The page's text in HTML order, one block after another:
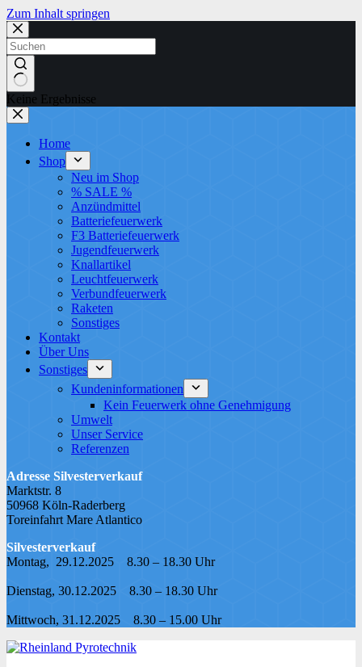
Zum Inhalt springen
Keine Ergebnisse
Home
Shop
Neu im Shop
% SALE %
Anzündmittel
Batteriefeuerwerk
F3 Batteriefeuerwerk
Jugendfeuerwerk​
Knallartikel
Leuchtfeuerwerk​
Verbundfeuerwerk
Raketen
Sonstiges
Kontakt
Über Uns
Sonstiges
Kundeninformationen
Kein Feuerwerk ohne Genehmigung
Umwelt
Unser Service
Referenzen
Adresse Silvesterverkauf
Marktstr. 8
50968 Köln-Raderberg
Toreinfahrt Mare Atlantico
Silvesterverkauf
Montag, 29.12.2025 8.30 – 18.30 Uhr
Dienstag, 30.12.2025 8.30 – 18.30 Uhr
Mittwoch, 31.12.2025 8.30 – 15.00 Uhr